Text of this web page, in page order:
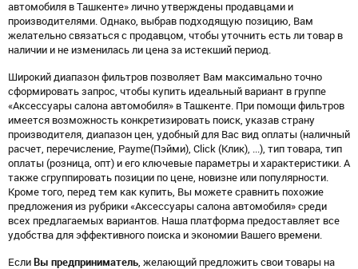
автомобиля в Ташкенте» лично утверждены продавцами и
производителями. Однако, выбрав подходящую позицию, Вам
желательно связаться с продавцом, чтобы уточнить есть ли товар в
наличии и не изменилась ли цена за истекший период.
Широкий диапазон фильтров позволяет Вам максимально точно
сформировать запрос, чтобы купить идеальный вариант в группе
«Аксессуары салона автомобиля» в Ташкенте. При помощи фильтров
имеется возможность конкретизировать поиск, указав страну
производителя, диапазон цен, удобный для Вас вид оплаты (наличный
расчет, перечисление, Payme(Пэйми), Click (Клик), ...), тип товара, тип
оплаты (розница, опт) и его ключевые параметры и характеристики. А
также сгруппировать позиции по цене, новизне или популярности.
Кроме того, перед тем как купить, Вы можете сравнить похожие
предложения из рубрики «Аксессуары салона автомобиля» среди
всех предлагаемых вариантов. Наша платформа предоставляет все
удобства для эффективного поиска и экономии Вашего времени.
Если Вы предприниматель, желающий предложить свои товары на